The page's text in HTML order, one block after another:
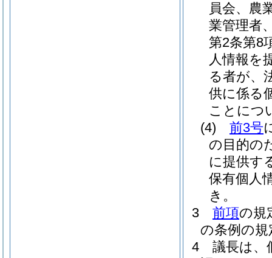
員会、農
業管理者
第2条第8
人情報を
る者が、
供に係る
ことにつ
(4)
前3号
の目的の
に提供す
保有個人
き。
3
前項の規
の条例の
4
議長は、